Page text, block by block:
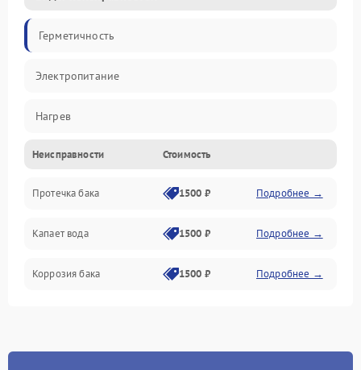
Герметичность
Электропитание
Нагрев
Датчики
Механика
Неисправности Стоимость
Протечка бака 1500 ₽ Подробнее →
Капает вода 1500 ₽ Подробнее →
Коррозия бака 1500 ₽ Подробнее →